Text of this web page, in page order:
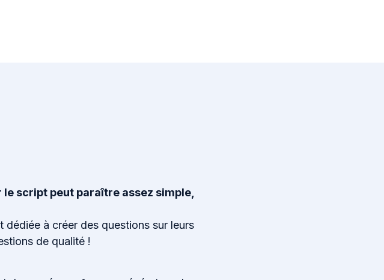
script peut paraître assez simple,
dédiée à créer des questions sur leurs
de qualité !